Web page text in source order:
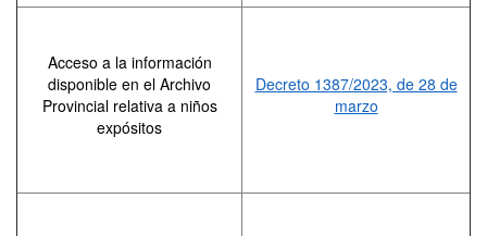
Acceso a la información
disponible en el Archivo
Provincial relativa a niños
expósitos
Decreto 1387/2023, de 28 de
marzo